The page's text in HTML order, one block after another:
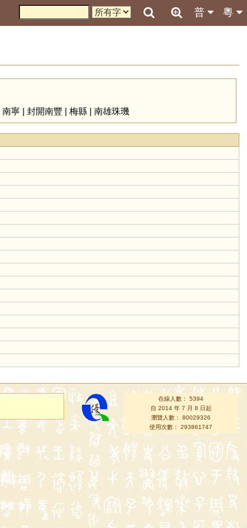
粵
普
南寧| 封開南豐 | 梅縣| 南雄珠璣
在線人數： 5394
自 2014 年 7 月 8 日起
瀏覽人數： 80029326
使用次數： 293861747